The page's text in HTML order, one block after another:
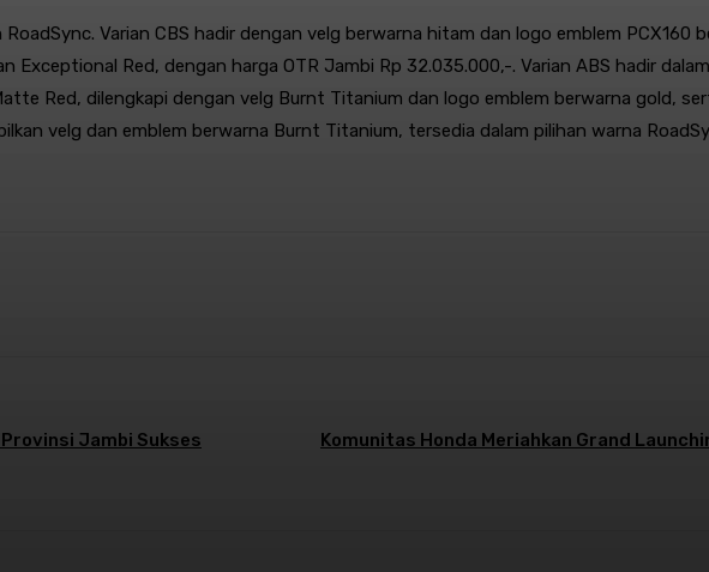
Varian CBS hadir dengan velg berwarna hitam dan logo emblem PCX160
Red, dengan harga OTR Jambi Rp 32.035.000,-. Varian ABS hadir
Red, dilengkapi dengan velg Burnt Titanium dan logo emblem berwarna gold,
velg dan emblem berwarna Burnt Titanium, tersedia dalam pilihan warna
Provinsi Jambi Sukses
Komunitas Honda Meriahkan Grand